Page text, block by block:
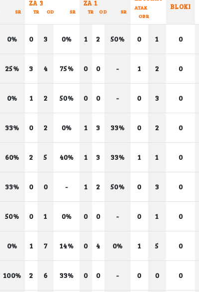
SR
ZA 3
TR OD SR
ZA 1
TR OD SR
ATAK
OBR
BLOKI
0% 0 3 0% 1 2 50% 0 1 0
25% 3 4 75% 0 0 - 1 2 0
0% 1 2 50% 0 0 - 0 3 0
33% 0 2 0% 1 3 33% 0 2 0
60% 2 5 40% 1 3 33% 1 1 0
33% 0 0 - 1 2 50% 0 3 0
50% 0 1 0% 0 0 - 0 1 0
0% 1 7 14% 0 4 0% 1 5 0
100% 2 6 33% 0 0 - 0 0 0